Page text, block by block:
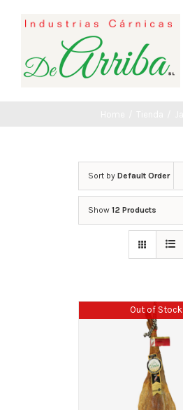
Sort by Default Order
Show 12 Products
Out of Stock